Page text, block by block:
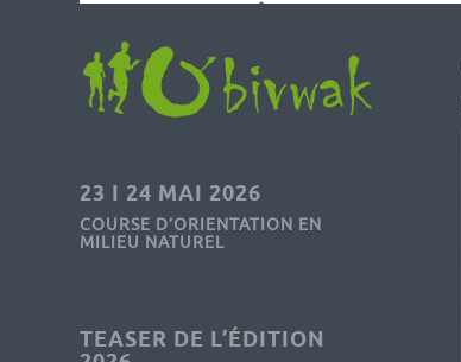
23 I 24 MAI 2026
COURSE D’ORIENTATION EN
MILIEU NATUREL
TEASER DE L’ÉDITION